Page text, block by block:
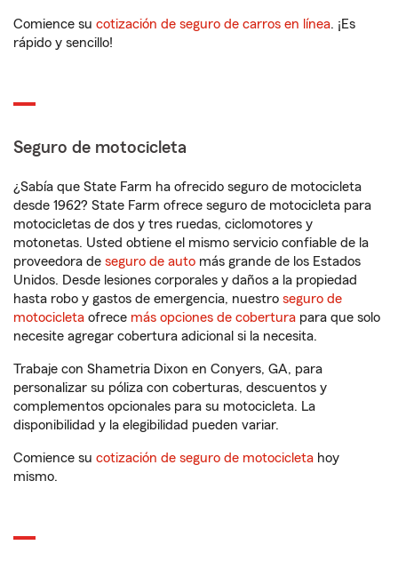
Comience su cotización de seguro de carros en línea. ¡Es
rápido y sencillo!
Seguro de motocicleta
¿Sabía que State Farm ha ofrecido seguro de motocicleta
desde 1962? State Farm ofrece seguro de motocicleta para
motocicletas de dos y tres ruedas, ciclomotores y
motonetas. Usted obtiene el mismo servicio confiable de la
proveedora de seguro de auto más grande de los Estados
Unidos. Desde lesiones corporales y daños a la propiedad
hasta robo y gastos de emergencia, nuestro seguro de
motocicleta ofrece más opciones de cobertura para que solo
necesite agregar cobertura adicional si la necesita.
Trabaje con Shametria Dixon en Conyers, GA, para
personalizar su póliza con coberturas, descuentos y
complementos opcionales para su motocicleta. La
disponibilidad y la elegibilidad pueden variar.
Comience su cotización de seguro de motocicleta hoy
mismo.